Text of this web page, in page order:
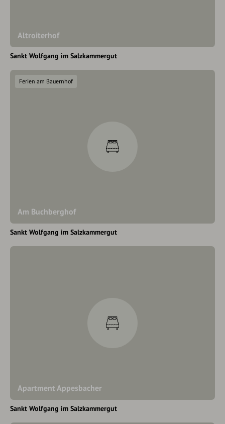
Altroiterhof
Sankt Wolfgang im Salzkammergut
Am Buchberghof
Ferien am Bauernhof
Sankt Wolfgang im Salzkammergut
Apartment Appesbacher
Sankt Wolfgang im Salzkammergut